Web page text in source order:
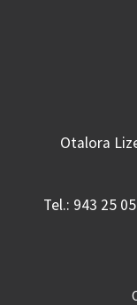
Otalora
Tel.: 943 25